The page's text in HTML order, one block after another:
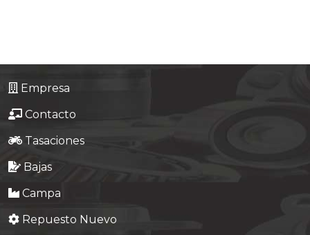
Empresa
Contacto
Tasaciones
Bajas
Campa
Repuesto Nuevo